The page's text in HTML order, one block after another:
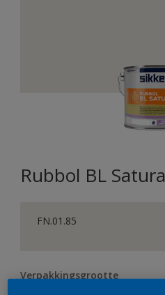
Rubbol BL Satura
FN.01.85
Verpakkingsgrootte